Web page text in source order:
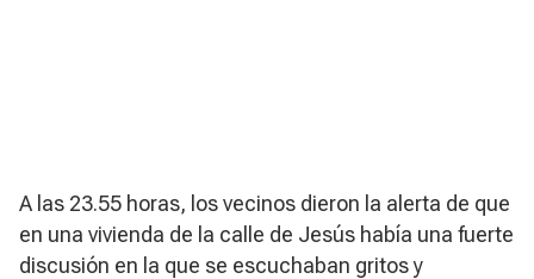
A las 23.55 horas, los vecinos dieron la alerta de que
en una vivienda de la calle de Jesús había una fuerte
discusión en la que se escuchaban gritos y